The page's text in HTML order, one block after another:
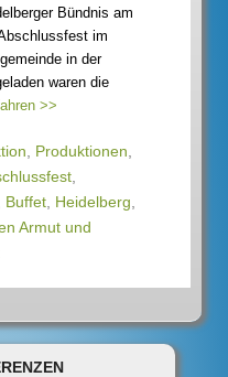
Bündnis am
im
in der
waren die
>>
Produktionen
Buffet Heidelberg
Armut und